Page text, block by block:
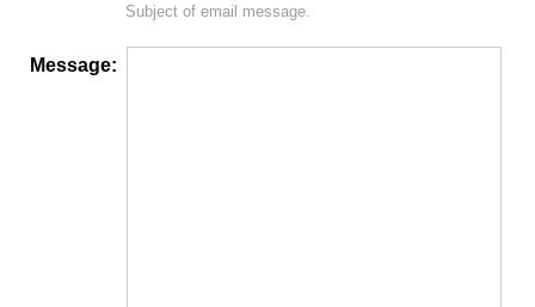
Subject of email message.
Message: